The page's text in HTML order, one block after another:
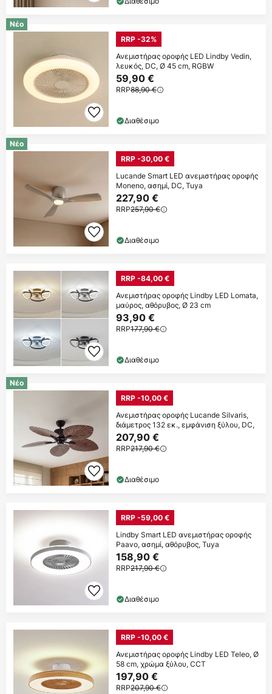
Νέο
RRP -32%
Ανεμιστήρας οροφής LED Lindby Vedin,
λευκός, DC, Ø 45 cm, RGBW
59,90 €
RRP88,90 €
Διαθέσιμο
Νέο
RRP -30,00 €
Lucande Smart LED ανεμιστήρας οροφής
Moneno, ασημί, DC, Tuya
227,90 €
RRP257,90 €
Διαθέσιμο
RRP -84,00 €
Ανεμιστήρας οροφής Lindby LED Lomata,
μαύρος, αθόρυβος, Ø 23 cm
93,90 €
RRP177,90 €
Διαθέσιμο
Νέο
RRP -10,00 €
Ανεμιστήρας οροφής Lucande Silvaris,
διάμετρος 132 εκ., εμφάνιση ξύλου, DC,
207,90 €
RRP217,90 €
Διαθέσιμο
RRP -59,00 €
Lindby Smart LED ανεμιστήρας οροφής
Paavo, ασημί, αθόρυβος, Tuya
158,90 €
RRP217,90 €
Διαθέσιμο
RRP -10,00 €
Ανεμιστήρας οροφής Lindby LED Teleo, Ø
58 cm, χρώμα ξύλου, CCT
197,90 €
RRP207,90 €